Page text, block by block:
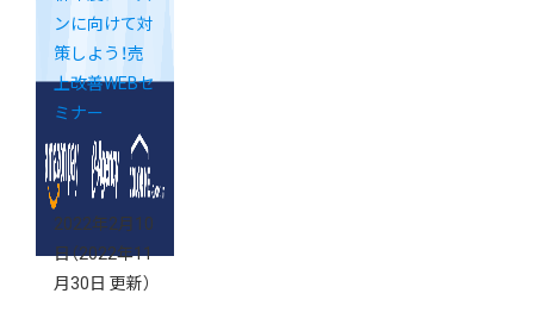
ンに向けて対
策しよう！売
上改善WEBセ
ミナー
2022年2月10
日（2022年11
月30日 更新）